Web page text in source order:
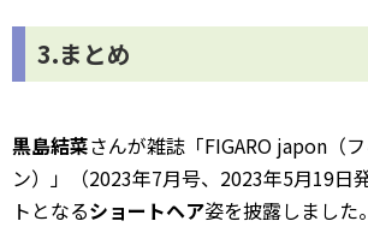
3.まとめ
黒島結菜さんが雑誌「FIGARO japon（
ン）」（2023年7月号、2023年5月19日
トとなるショートヘア姿を披露しました。